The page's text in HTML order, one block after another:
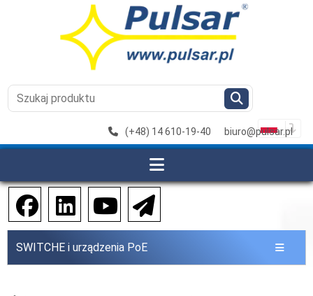
(+48) 14 610-19-40 biuro@pulsar.pl
SWITCHE i urządzenia PoE